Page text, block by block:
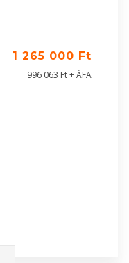
1 265 000 Ft
996 063 Ft + ÁFA